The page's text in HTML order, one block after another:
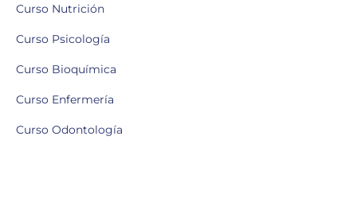
Curso Nutrición
Curso Psicología
Curso Bioquímica
Curso Enfermería
Curso Odontología